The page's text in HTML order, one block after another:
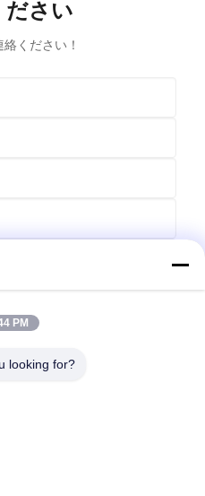
parts,
wafer,
ださい
ください！
さい
PM
looking for?